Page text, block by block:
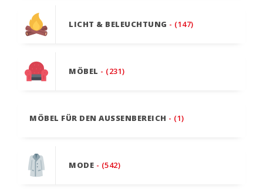
LICHT & BELEUCHTUNG - (147)
MÖBEL - (231)
MÖBEL FÜR DEN AUSSENBEREICH - (1)
MODE - (542)